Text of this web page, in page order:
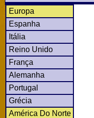
Europa
Espanha
Itália
Reino Unido
França
Alemanha
Portugal
Grécia
América Do Norte